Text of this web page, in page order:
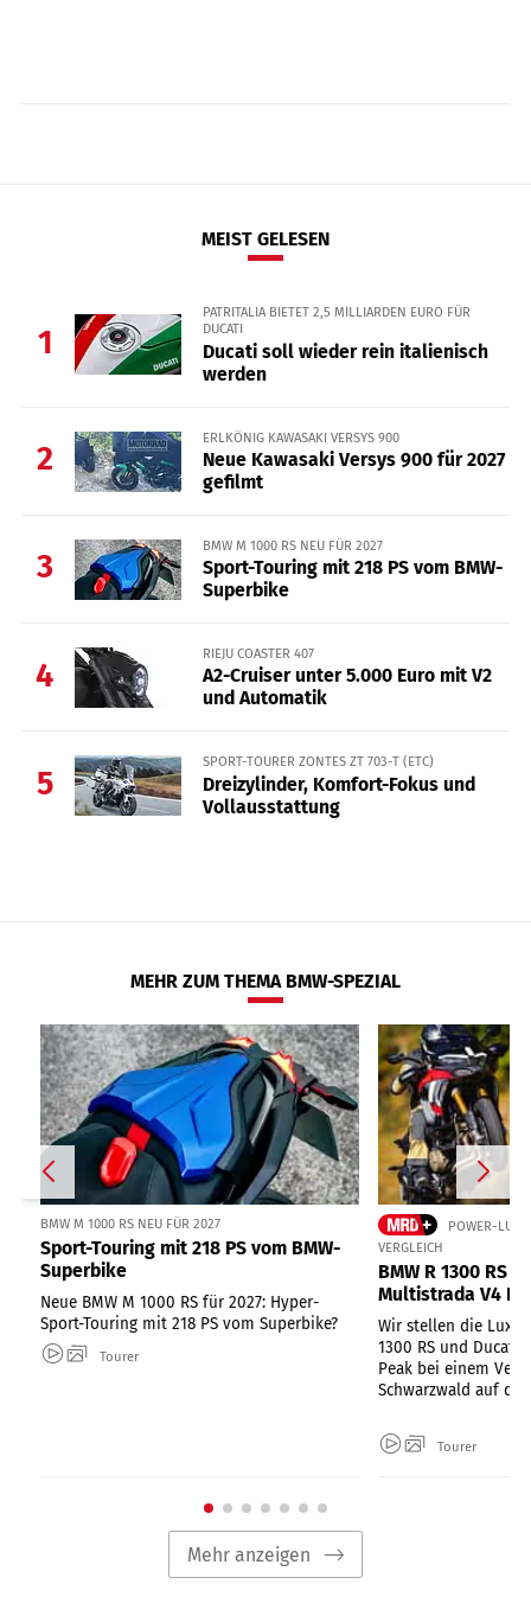
MEIST GELESEN
1
PATRITALIA BIETET 2,5 MILLIARDEN EURO FÜR
DUCATI
Ducati soll wieder rein italienisch
werden
2
ERLKÖNIG KAWASAKI VERSYS 900
Neue Kawasaki Versys 900 für 2027
gefilmt
3
BMW M 1000 RS NEU FÜR 2027
Sport-Touring mit 218 PS vom BMW-
Superbike
4
RIEJU COASTER 407
A2-Cruiser unter 5.000 Euro mit V2
und Automatik
5
SPORT-TOURER ZONTES ZT 703-T (ETC)
Dreizylinder, Komfort-Fokus und
Vollausstattung
MEHR ZUM THEMA BMW-SPEZIAL
BMW M 1000 RS NEU FÜR 2027
Sport-Touring mit 218 PS vom BMW-
Superbike
Neue BMW M 1000 RS für 2027: Hyper-
Sport-Touring mit 218 PS vom Superbike?
Tourer
POWER-
VERGLEICH
BMW R 1300 RS
Multistrada V4
Wir stellen die
1300 RS und Ducati
Peak bei einem
Schwarzwald auf die
Tourer
Mehr anzeigen